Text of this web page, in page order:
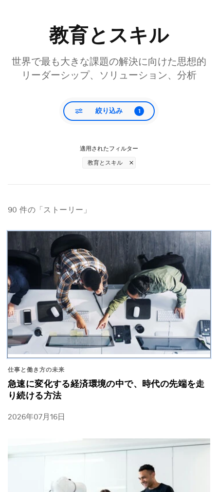
教育とスキル
世界で最も大きな課題の解決に向けた思想的
リーダーシップ、ソリューション、分析
絞り込み 1
適用されたフィルター
教育とスキル
90 件の「ストーリー」
仕事と働き方の未来
急速に変化する経済環境の中で、時代の先端を走
り続ける方法
2026年07月16日